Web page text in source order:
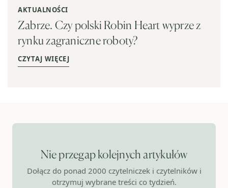
AKTUALNOŚCI
Zabrze. Czy polski Robin Heart wyprze z
rynku zagraniczne roboty?
CZYTAJ WIĘCEJ
Nie przegap kolejnych artykułów
Dołącz do ponad 2000 czytelniczek i czytelników i
otrzymuj wybrane treści co tydzień.